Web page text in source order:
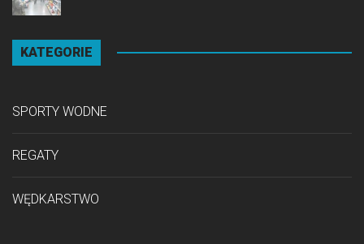
KATEGORIE
SPORTY WODNE
REGATY
WĘDKARSTWO